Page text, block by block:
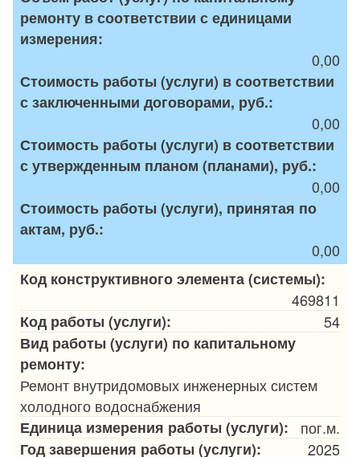
ремонту в соответствии с единицами
измерения:
0,00
Стоимость работы (услуги) в соответствии
с заключенными договорами, руб.:
0,00
Стоимость работы (услуги) в соответствии
с утвержденным планом (планами), руб.:
0,00
Стоимость работы (услуги), принятая по
актам, руб.:
0,00
Код конструктивного элемента (системы):
469811
Код работы (услуги):
54
Вид работы (услуги) по капитальному
ремонту:
Ремонт внутридомовых инженерных систем
холодного водоснабжения
Единица измерения работы (услуги):
пог.м.
Год завершения работы (услуги):
2025